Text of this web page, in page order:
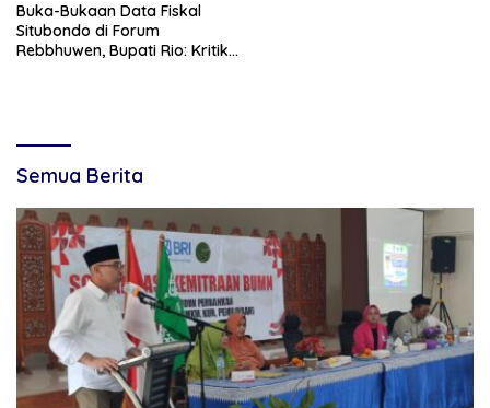
Buka-Bukaan Data Fiskal
Situbondo di Forum
Rebbhuwen, Bupati Rio: Kritik
Semua Berita